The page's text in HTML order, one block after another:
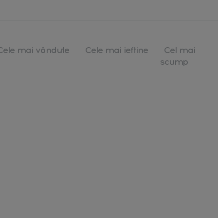
mai vândute Cele mai ieftine
Cel mai
scump